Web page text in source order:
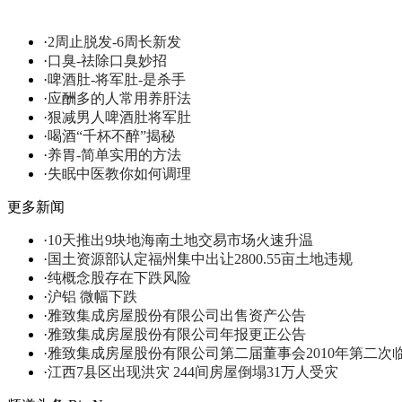
·2周止脱发-6周长新发
·口臭-祛除口臭妙招
·啤酒肚-将军肚-是杀手
·应酬多的人常用养肝法
·狠减男人啤酒肚将军肚
·喝酒“千杯不醉”揭秘
·养胃-简单实用的方法
·失眠中医教你如何调理
更多新闻
·10天推出9块地海南土地交易市场火速升温
·国土资源部认定福州集中出让2800.55亩土地违规
·纯概念股存在下跌风险
·沪铝 微幅下跌
·雅致集成房屋股份有限公司出售资产公告
·雅致集成房屋股份有限公司年报更正公告
·雅致集成房屋股份有限公司第二届董事会2010年第二次
·江西7县区出现洪灾 244间房屋倒塌31万人受灾